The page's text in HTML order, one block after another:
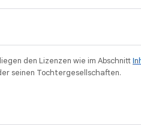
den Lizenzen wie im Abschnitt
seinen Tochtergesellschaften.